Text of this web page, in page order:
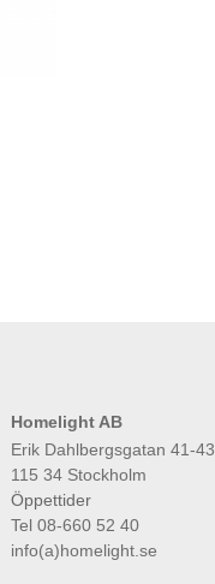
Homelight AB
Erik Dahlbergsgatan 41-43
115 34 Stockholm
Öppettider
Tel 08-660 52 40
info(a)homelight.se